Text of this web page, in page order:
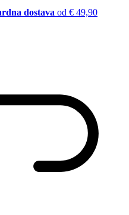
dostava od € 49,90